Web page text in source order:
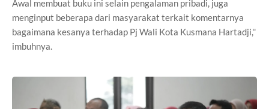
Awal membuat buku ini selain pengalaman pribadi, juga
menginput beberapa dari masyarakat terkait komentarnya
bagaimana kesanya terhadap Pj Wali Kota Kusmana Hartadji,''
imbuhnya.